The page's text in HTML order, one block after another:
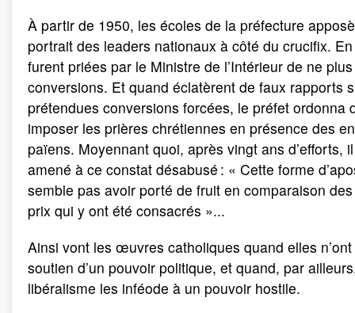
À partir de 1950, les écoles de la préfecture
portrait des leaders nationaux à côté du crucifix.
furent priées par le Ministre de l’Intérieur de ne
conversions. Et quand éclatèrent de faux rapports
prétendues conversions forcées, le préfet ordonna
imposer les prières chrétiennes en présence des
païens. Moyennant quoi, après vingt ans d’efforts,
amené à ce constat désabusé : « Cette forme
semble pas avoir porté de fruit en comparaison
prix qui y ont été consacrés »...
Ainsi vont les œuvres catholiques quand elles
soutien d’un pouvoir politique, et quand, par
libéralisme les inféode à un pouvoir hostile.